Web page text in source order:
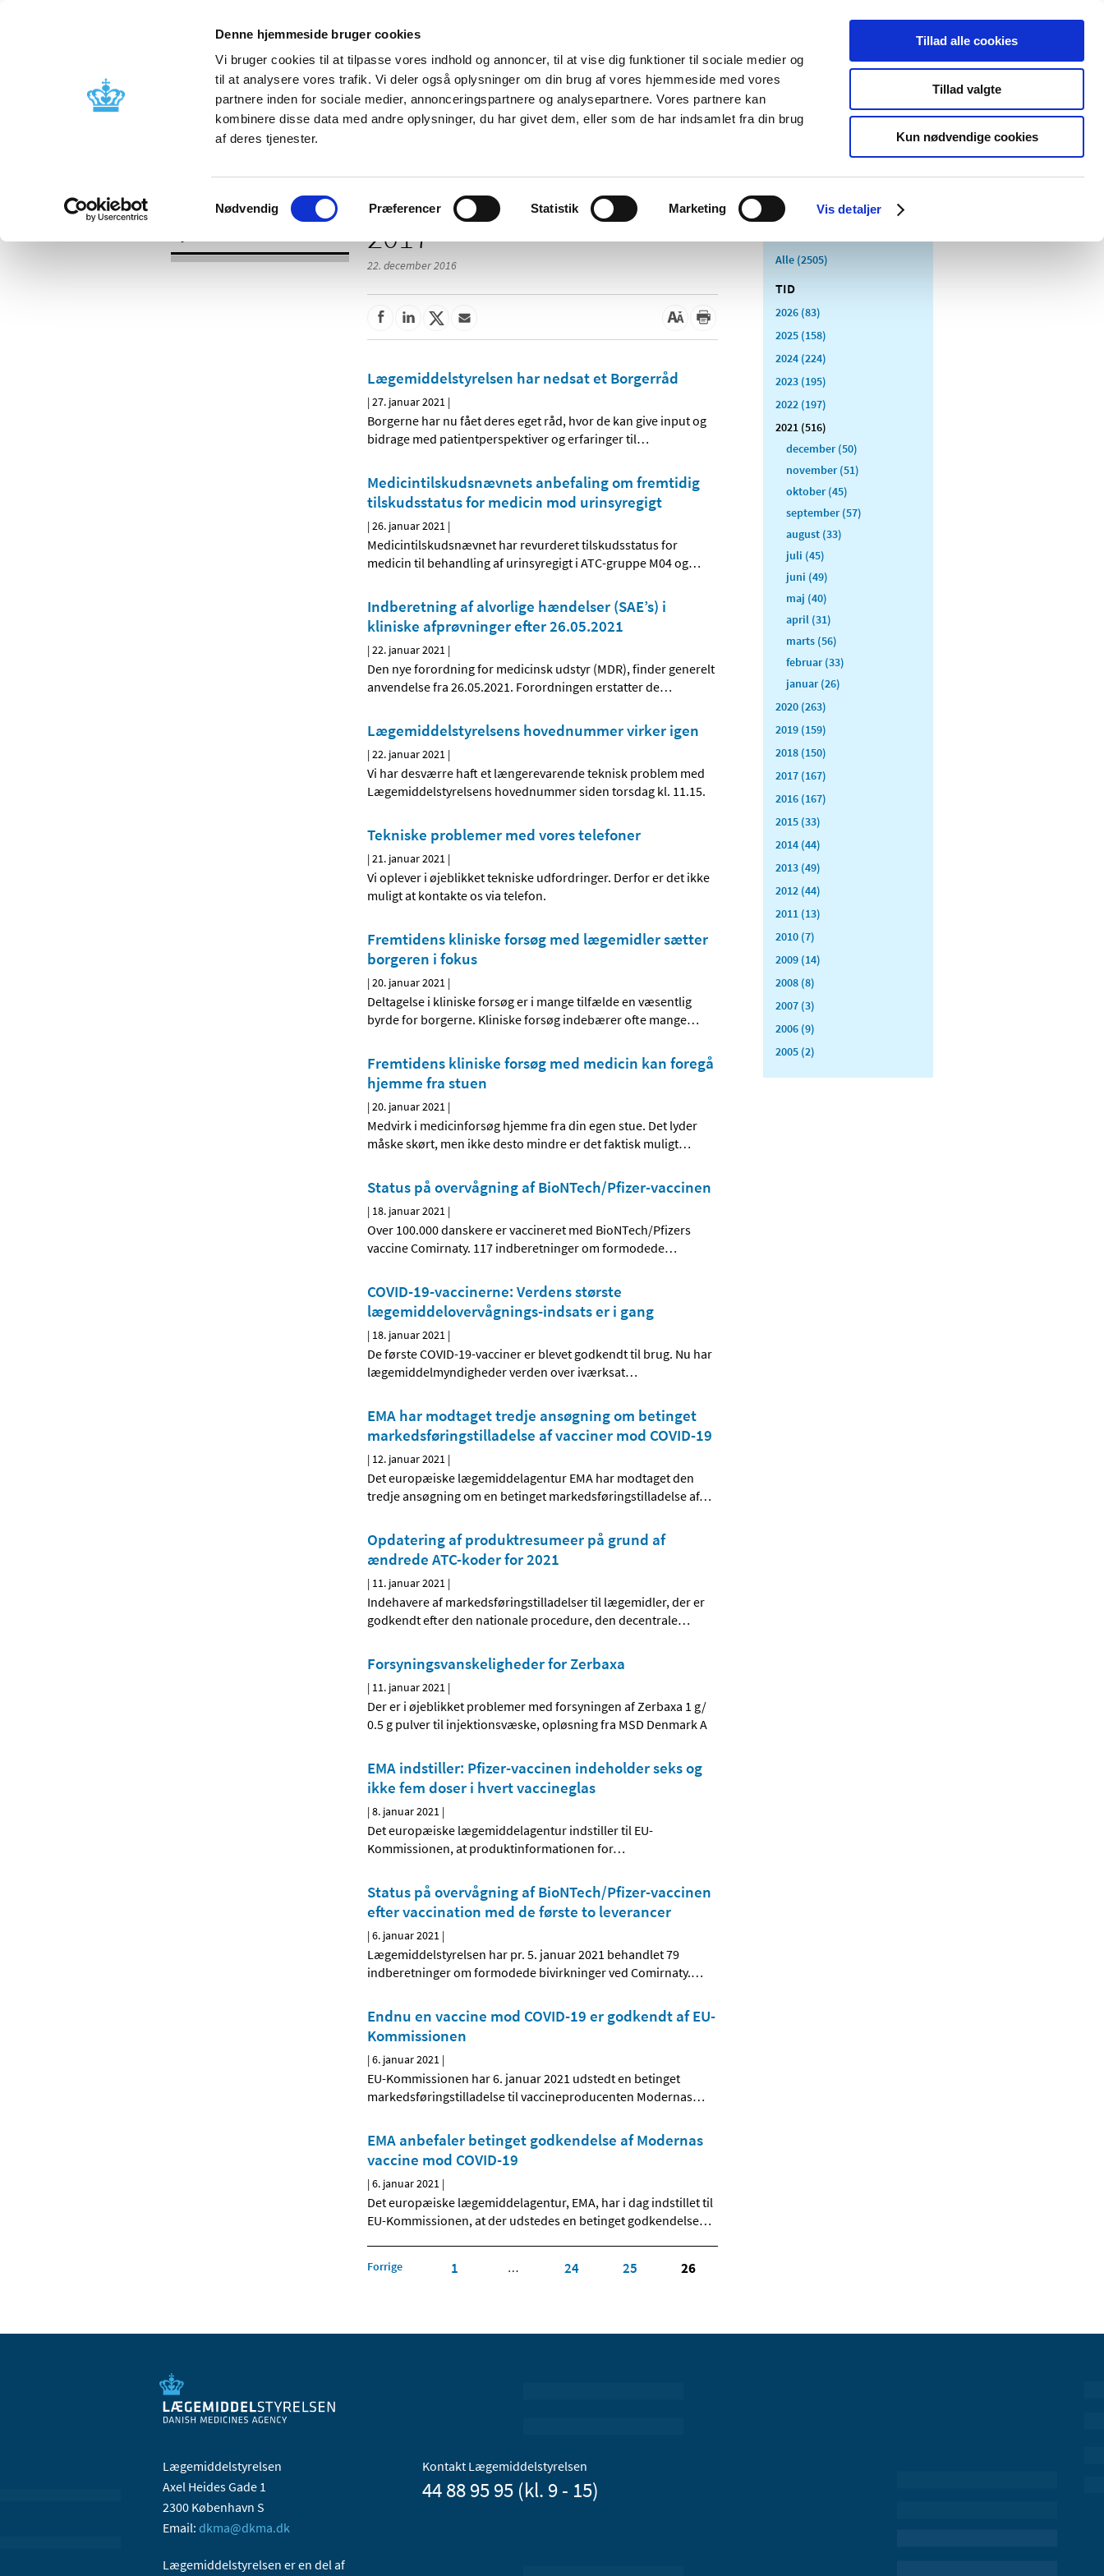
Denne hjemmeside bruger cookies
Vi bruger cookies til at tilpasse vores indhold og annoncer, til at vise dig funktioner til sociale medier og
til at analysere vores trafik. Vi deler også oplysninger om din brug af vores hjemmeside med vores
partnere inden for sociale medier, annonceringspartnere og analysepartnere. Vores partnere kan
kombinere disse data med andre oplysninger, du har givet dem, eller som de har indsamlet fra din brug
af deres tjenester.
Samtykkevalg
Nødvendig Præferencer Statistik Marketing Vis detaljer
Tillad alle cookies
Tillad valgte
Kun nødvendige cookies
Nyheder Om os Kontakt Udgivelser
Godkendelse og
Bivirkninger og
produktinformation
Tilskud og
Apoteker og salg af
Medicinsk
Særlige
produktområder
2017
22. december 2016
Lægemiddelstyrelsen har nedsat et Borgerråd
|27. januar 2021 |
Borgerne har nu fået deres eget råd, hvor de kan give input og
bidrage med patientperspektiver og erfaringer til…
Medicintilskudsnævnets anbefaling om fremtidig
tilskudsstatus for medicin mod urinsyregigt
|26. januar 2021 |
Medicintilskudsnævnet har revurderet tilskudsstatus for
medicin til behandling af urinsyregigt i ATC-gruppe M04 og…
Indberetning af alvorlige hændelser (SAE’s) i
kliniske afprøvninger efter 26.05.2021
|22. januar 2021 |
Den nye forordning for medicinsk udstyr (MDR), finder generelt
anvendelse fra 26.05.2021. Forordningen erstatter de…
Lægemiddelstyrelsens hovednummer virker igen
|22. januar 2021 |
Vi har desværre haft et længerevarende teknisk problem med
Lægemiddelstyrelsens hovednummer siden torsdag kl. 11.15.
Tekniske problemer med vores telefoner
|21. januar 2021 |
Vi oplever i øjeblikket tekniske udfordringer. Derfor er det ikke
muligt at kontakte os via telefon.
Fremtidens kliniske forsøg med lægemidler sætter
borgeren i fokus
|20. januar 2021 |
Deltagelse i kliniske forsøg er i mange tilfælde en væsentlig
byrde for borgerne. Kliniske forsøg indebærer ofte mange…
Fremtidens kliniske forsøg med medicin kan foregå
hjemme fra stuen
|20. januar 2021 |
Medvirk i medicinforsøg hjemme fra din egen stue. Det lyder
måske skørt, men ikke desto mindre er det faktisk muligt…
Status på overvågning af BioNTech/Pfizer-vaccinen
| 18. januar 2021 |
Over 100.000 danskere er vaccineret med BioNTech/Pfizers
vaccine Comirnaty. 117 indberetninger om formodede…
COVID-19-vaccinerne: Verdens største
lægemiddelovervågnings-indsats er i gang
| 18. januar 2021 |
De første COVID-19-vacciner er blevet godkendt til brug. Nu har
lægemiddelmyndigheder verden over iværksat…
EMA har modtaget tredje ansøgning om betinget
markedsføringstilladelse af vacciner mod COVID-19
| 12. januar 2021 |
Det europæiske lægemiddelagentur EMA har modtaget den
tredje ansøgning om en betinget markedsføringstilladelse af…
Opdatering af produktresumeer på grund af
ændrede ATC-koder for 2021
| 11. januar 2021 |
Indehavere af markedsføringstilladelser til lægemidler, der er
godkendt efter den nationale procedure, den decentrale…
Forsyningsvanskeligheder for Zerbaxa
| 11. januar 2021 |
Der er i øjeblikket problemer med forsyningen af Zerbaxa 1 g/
0.5 g pulver til injektionsvæske, opløsning fra MSD Denmark A
EMA indstiller: Pfizer-vaccinen indeholder seks og
ikke fem doser i hvert vaccineglas
|8. januar 2021 |
Det europæiske lægemiddelagentur indstiller til EU-
Kommissionen, at produktinformationen for…
Status på overvågning af BioNTech/Pfizer-vaccinen
efter vaccination med de første to leverancer
|6. januar 2021 |
Lægemiddelstyrelsen har pr. 5. januar 2021 behandlet 79
indberetninger om formodede bivirkninger ved Comirnaty.…
Endnu en vaccine mod COVID-19 er godkendt af EU-
Kommissionen
|6. januar 2021 |
EU-Kommissionen har 6. januar 2021 udstedt en betinget
markedsføringstilladelse til vaccineproducenten Modernas…
EMA anbefaler betinget godkendelse af Modernas
vaccine mod COVID-19
|6. januar 2021 |
Det europæiske lægemiddelagentur, EMA, har i dag indstillet til
EU-Kommissionen, at der udstedes en betinget godkendelse…
Forrige 1 … 24 25 26
Alle (2505)
TID
2026 (83)
2025 (158)
2024 (224)
2023 (195)
2022 (197)
2021 (516)
december (50)
november (51)
oktober (45)
september (57)
august (33)
juli (45)
juni (49)
maj (40)
april (31)
marts (56)
februar (33)
januar (26)
2020 (263)
2019 (159)
2018 (150)
2017 (167)
2016 (167)
2015 (33)
2014 (44)
2013 (49)
2012 (44)
2011 (13)
2010 (7)
2009 (14)
2008 (8)
2007 (3)
2006 (9)
2005 (2)
Lægemiddelstyrelsen
Axel Heides Gade 1
2300 København S
Email: dkma@dkma.dk
Lægemiddelstyrelsen er en del af
Kontakt Lægemiddelstyrelsen
44 88 95 95 (kl. 9 - 15)